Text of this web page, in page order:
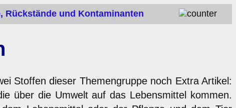
Rückstände und Kontaminanten
Stoffen dieser Themengruppe noch Extra Artikel:
über die Umwelt auf das Lebensmittel kommen.